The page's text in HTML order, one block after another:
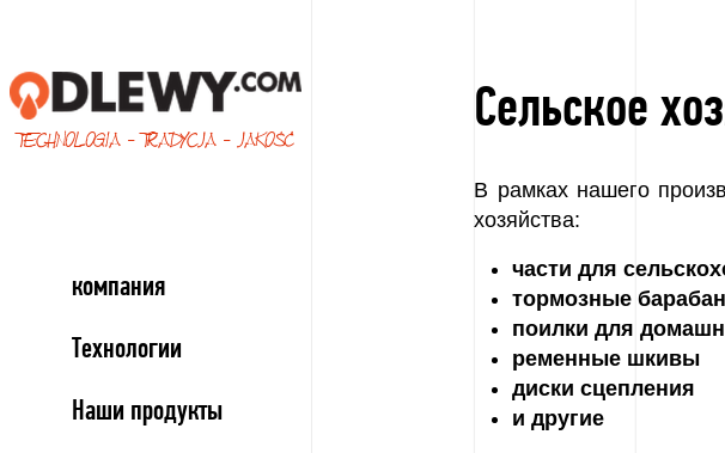
TECHNOLOGIA - TRADYCJA - JAKOŚĆ
компания
Технологии
Наши продукты
Сельское
В рамках нашего
хозяйства:
части для
тормозные
поилки для
ременные шкивы
диски сцепления
и другие